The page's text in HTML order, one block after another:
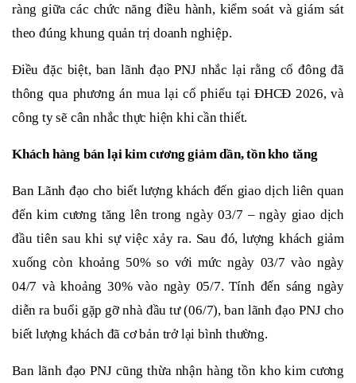
ràng giữa các chức năng điều hành, kiểm soát và giám sát
theo đúng khung quản trị doanh nghiệp.
Điều đặc biệt, ban lãnh đạo PNJ nhắc lại rằng cổ đông đã
thông qua phương án mua lại cổ phiếu tại ĐHCĐ 2026, và
công ty sẽ cân nhắc thực hiện khi cần thiết.
Khách hàng bán lại kim cương giảm dần, tồn kho tăng
Ban Lãnh đạo cho biết lượng khách đến giao dịch liên quan
đến kim cương tăng lên trong ngày03/7 – ngày giao dịch
đầu tiên sau khi sự việc xảy ra. Sau đó, lượng khách giảm
xuống còn khoảng 50% so với mức ngày 03/7 vào ngày
04/7 và khoảng 30% vào ngày 05/7. Tính đến sáng ngày
diễn ra buổi gặp gỡ nhà đầu tư (06/7), ban lãnh đạo PNJ cho
biết lượng khách đã cơ bản trở lại bình thường.
Ban lãnh đạo PNJ cũng thừa nhận hàng tồn kho kim cương